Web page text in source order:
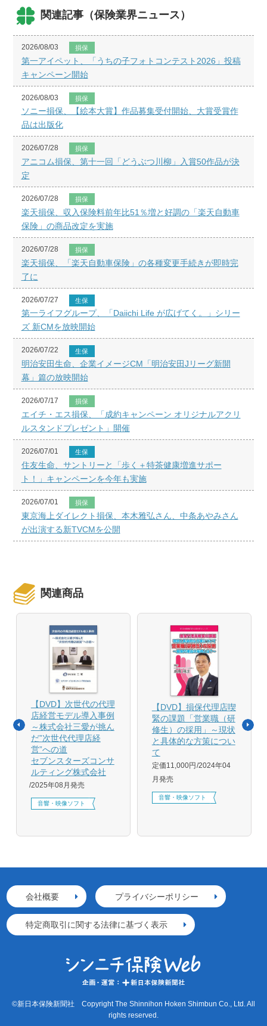
関連記事（保険業界ニュース）
2026/08/03 損保
第一アイペット、「うちの子フォトコンテスト2026」投稿
キャンペーン開始
2026/08/03 損保
ソニー損保、【絵本大賞】作品募集受付開始、大賞受賞作
品は出版化
2026/07/28 損保
アニコム損保、第十一回「どうぶつ川柳」入賞50作品が決
定
2026/07/28 損保
楽天損保、収入保険料前年比51％増と好調の「楽天自動車
保険」の商品改定を実施
2026/07/28 損保
楽天損保、「楽天自動車保険」の各種変更手続きが即時完
了に
2026/07/27 生保
第一ライフグループ、「Daiichi Life が広げてく。」シリー
ズ 新CMを放映開始
2026/07/22 生保
明治安田生命、企業イメージCM「明治安田Jリーグ新開
幕」篇の放映開始
2026/07/17 損保
エイチ・エス損保、「成約キャンペーン オリジナルアクリ
ルスタンドプレゼント」開催
2026/07/01 生保
住友生命、サントリーと「歩く＋特茶健康増進サポー
ト！」キャンペーンを今年も実施
2026/07/01 損保
東京海上ダイレクト損保、本木雅弘さん、中条あやみさん
が出演する新TVCMを公開
関連商品
【DVD】次世代の代理
店経営モデル導入事例
～株式会社三愛が挑ん
だ”次世代代理店経
営”への道
セブンスターズコンサ
ルティング株式会社
2025年08月発売
音響・映像ソフト
【DVD】損保代理店喫
緊の課題「営業職（研
修生）の採用」～現状
と具体的な方策につい
て
定価11,000円 2024年04
月発売
音響・映像ソフト
会社概要 プライバシーポリシー
特定商取引に関する法律に基づく表示
©新日本保険新聞社 Copyright The Shinnihon Hoken Shimbun Co., Ltd. All
rights reserved.